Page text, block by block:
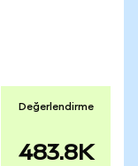
Değerlendirme
483.8K